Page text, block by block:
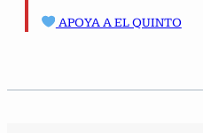
APOYA A EL QUINTO